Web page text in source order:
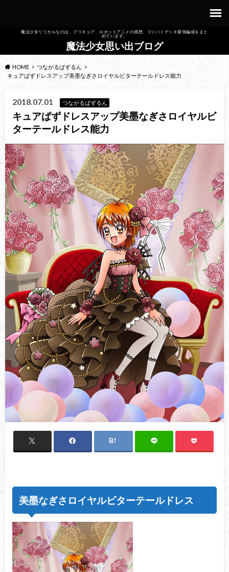
魔法少女リリカルなのは、プリキュア、ロボットアニメの感想、ゴジバトデッキ最強編成をまと
めています。
魔法少女思い出ブログ
HOME
つながるぱずるん
キュアぱずドレスアップ美墨なぎさロイヤルビターテールドレス能力
2018.07.01 つながるぱずるん
キュアぱずドレスアップ美墨なぎさロイヤルビ
ターテールドレス能力
美墨なぎさロイヤルビターテールドレス